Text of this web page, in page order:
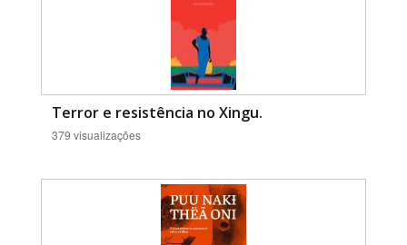
Terror e resistência no Xingu.
379 visualizações